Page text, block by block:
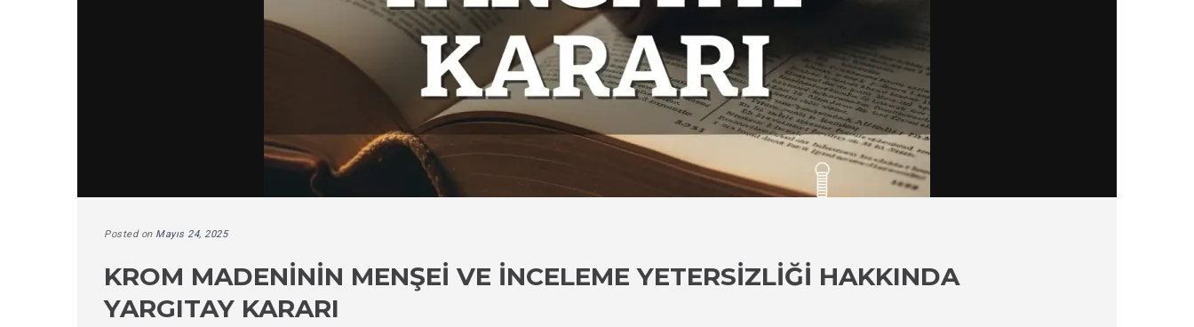
Posted on Mayıs 24, 2025
KROM MADENININ MENŞEI VE İNCELEME YETERSIZLIĞI HAKKINDA
YARGITAY KARARI